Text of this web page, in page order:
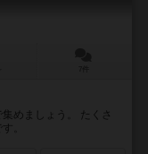
めましょう。 たくさ
。